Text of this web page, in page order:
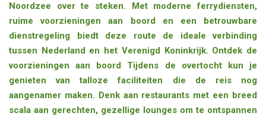
Noordzee over te steken. Met moderne ferrydiensten,
ruime voorzieningen aan boord en een betrouwbare
dienstregeling biedt deze route de ideale verbinding
tussen Nederland en het Verenigd Koninkrijk. Ontdek de
voorzieningen aan boord Tijdens de overtocht kun je
genieten van talloze faciliteiten die de reis nog
aangenamer maken. Denk aan restaurants met een breed
scala aan gerechten, gezellige lounges om te ontspannen